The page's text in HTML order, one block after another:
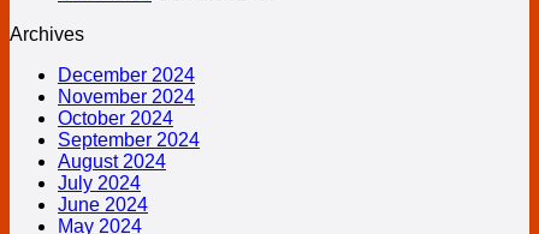
Archives
December 2024
November 2024
October 2024
September 2024
August 2024
July 2024
June 2024
May 2024